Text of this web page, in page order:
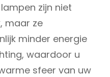
zijn niet
maar ze
minder energie
waardoor u
sfeer van uw